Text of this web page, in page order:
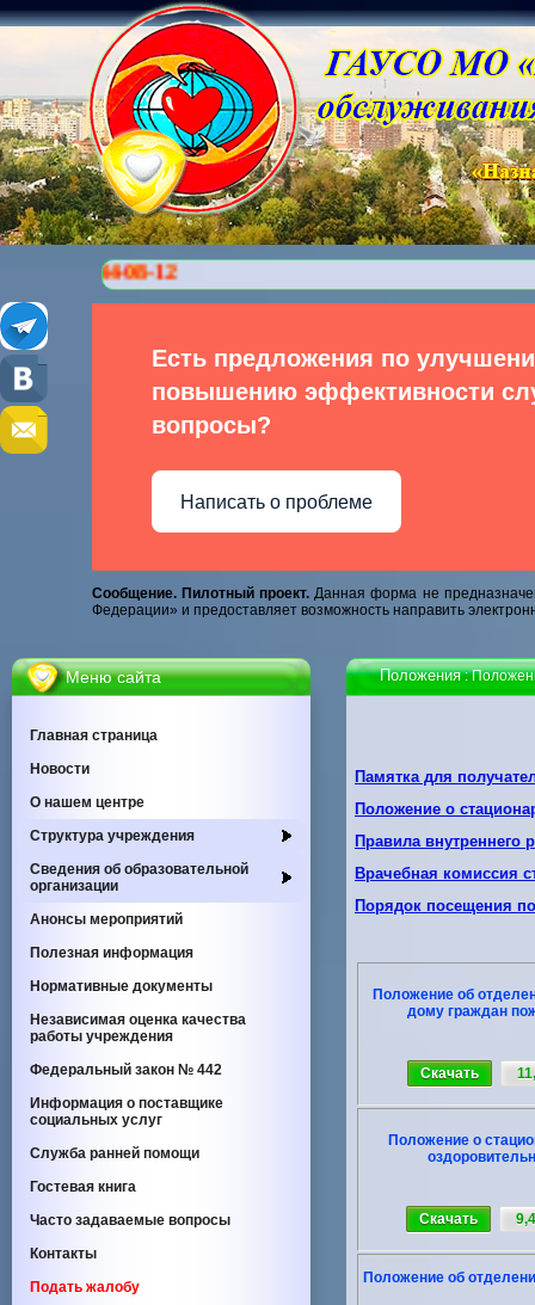
Есть предложения по
повышению эффективности
вопросы?
Написать о проблеме
Сообщение. Пилотный проект. Данная форма не
Федерации» и предоставляет возможность направить
Меню сайта
Главная страница
Новости
О нашем центре
Cтруктура учреждения
Сведения об образовательной
организации
Анонсы мероприятий
Полезная информация
Нормативные документы
Независимая оценка качества
работы учреждения
Федеральный закон № 442
Информация о поставщике
социальных услуг
Служба ранней помощи
Гостевая книга
Часто задаваемые вопросы
Контакты
Подать жалобу
Положения:
Памятка для
Положение о
Правила внутреннего
Врачебная комиссия
Порядок посещения
Положение об
дому граждан
Скачать
Положение о
Скачать
Положение об